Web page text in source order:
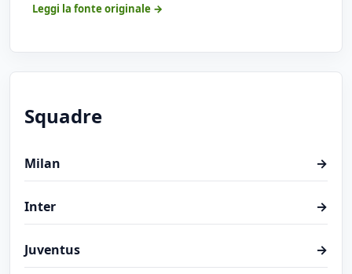
Leggi la fonte originale →
Squadre
Milan →
Inter →
Juventus →